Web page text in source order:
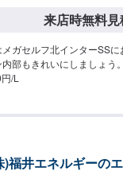
来店時無料見
ガセルフ北インターSS
部もきれいにしましょう
/L
福井エネルギーの